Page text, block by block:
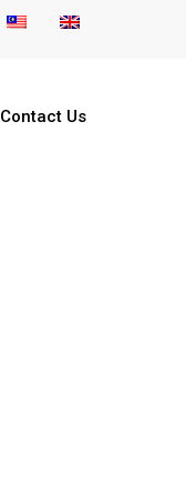
Contact Us